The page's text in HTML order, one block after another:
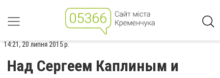
14:21, 20 липня 2015 р.
Над Сергеем Каплиным и